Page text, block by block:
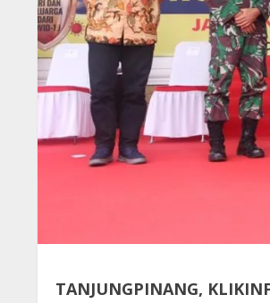
TANJUNGPINANG,